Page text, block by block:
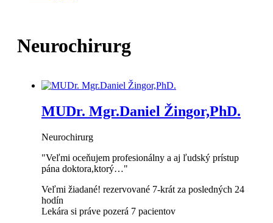
Neurochirurg
MUDr. Mgr.Daniel Žingor,PhD.
Neurochirurg
"Veľmi oceňujem profesionálny a aj ľudský prístup
pána doktora,ktorý…"
Veľmi žiadané! rezervované 7-krát za posledných 24
hodín
Lekára si práve pozerá 7 pacientov